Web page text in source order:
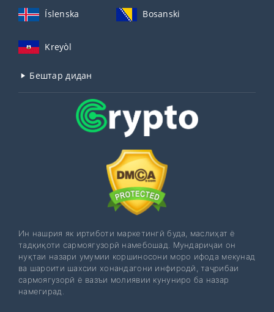
Íslenska Bosanski
Kreyòl
Бештар дидан
Ин нашрия як иртиботи маркетингӣ буда, маслиҳат ё
тадқиқоти сармоягузорӣ намебошад. Мундариҷаи он
нуқтаи назари умумии коршиносони моро ифода мекунад
ва шароити шахсии хонандагони инфиродӣ, таҷрибаи
сармоягузорӣ ё вазъи молиявии кунуниро ба назар
намегирад.